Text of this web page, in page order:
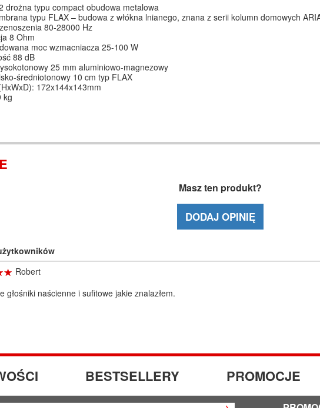
drożna typu compact obudowa metalowa
typu FLAX – budowa z włókna lnianego, znana z serii kolumn domowych
80-28000 Hz
8 Ohm
moc wzmacniacza 25-100 W
88 dB
25 mm aluminiowo-magnezowy
średniotonowy 10 cm typ FLAX
172x144x143mm
kg
Masz ten produkt?
DODAJ OPINIĘ
☆
★ Robert
głośniki naścienne i sufitowe jakie znalazłem.
BESTSELLERY PROMOCJE